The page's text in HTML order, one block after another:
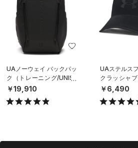
UAノーウェイ バックパッ
ク（トレーニング/UNISE
X）
￥19,910
UAステルス
クラッシャブ
（ライフスタ
X）
￥6,490